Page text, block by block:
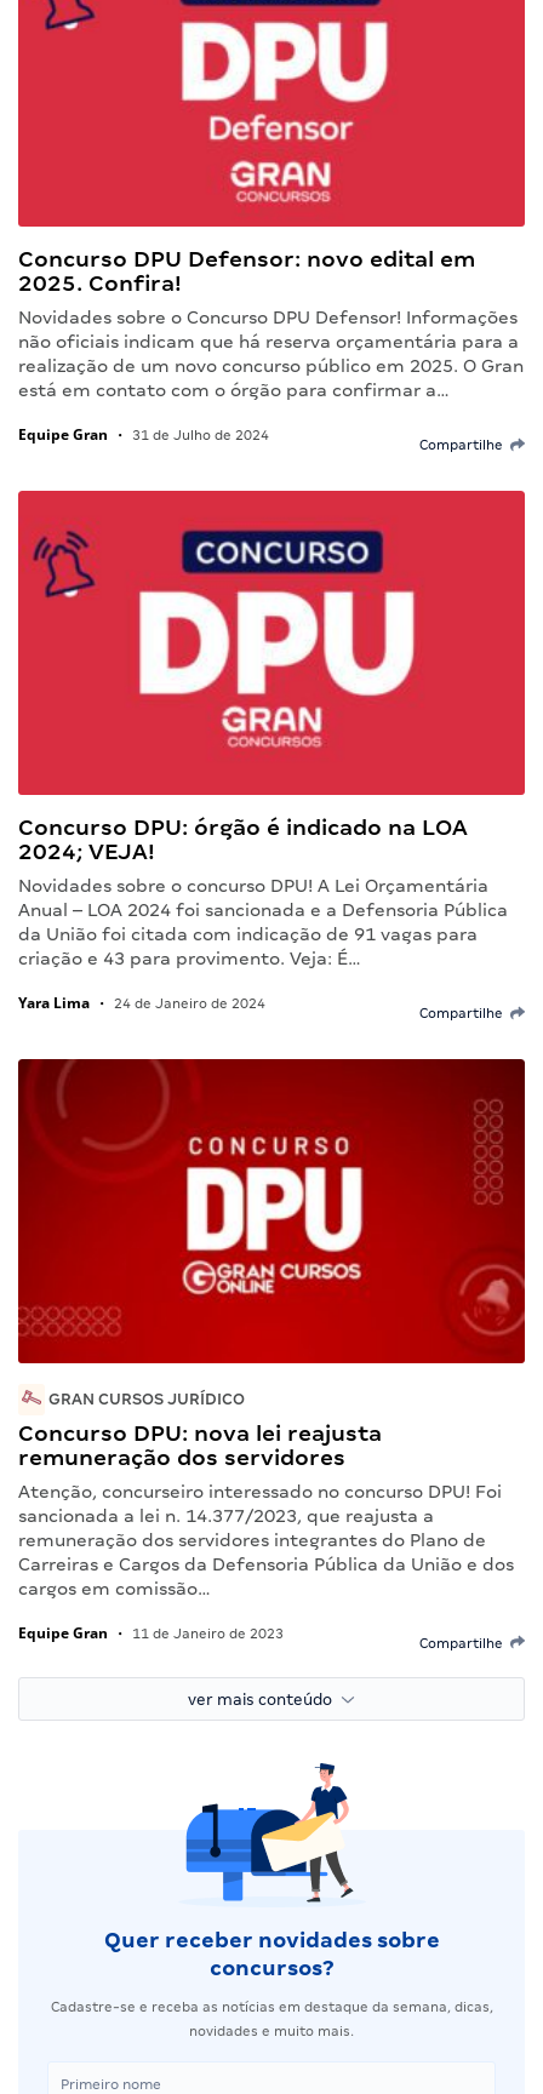
Concurso DPU Defensor: novo edital em
2025. Confira!
Novidades sobre o Concurso DPU Defensor! Informações
não oficiais indicam que há reserva orçamentária para a
realização de um novo concurso público em 2025. O Gran
está em contato com o órgão para confirmar a…
Equipe Gran • 31 de Julho de 2024
Compartilhe
Concurso DPU: órgão é indicado na LOA
2024; VEJA!
Novidades sobre o concurso DPU! A Lei Orçamentária
Anual – LOA 2024 foi sancionada e a Defensoria Pública
da União foi citada com indicação de 91 vagas para
criação e 43 para provimento. Veja: É…
Yara Lima • 24 de Janeiro de 2024
Compartilhe
GRAN CURSOS JURÍDICO
Concurso DPU: nova lei reajusta
remuneração dos servidores
Atenção, concurseiro interessado no concurso DPU! Foi
sancionada a lei n. 14.377/2023, que reajusta a
remuneração dos servidores integrantes do Plano de
Carreiras e Cargos da Defensoria Pública da União e dos
cargos em comissão…
Equipe Gran • 11 de Janeiro de 2023
Compartilhe
ver mais conteúdo
Quer receber novidades sobre
concursos?
Cadastre-se e receba as notícias em destaque da semana, dicas,
novidades e muito mais.